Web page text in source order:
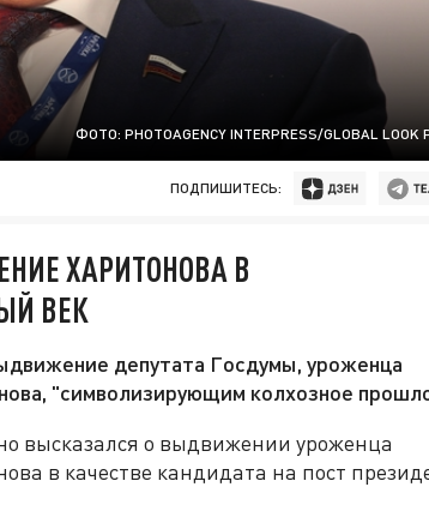
ФОТО: PHOTOAGENCY INTERPRESS/GLOBAL LOOK
ПОДПИШИТЕСЬ:
ХАРИТОНОВА В
ВЕК
депутата Госдумы, уроженца
"символизирующим колхозное
высказался о выдвижении уроженца
в качестве кандидата на пост